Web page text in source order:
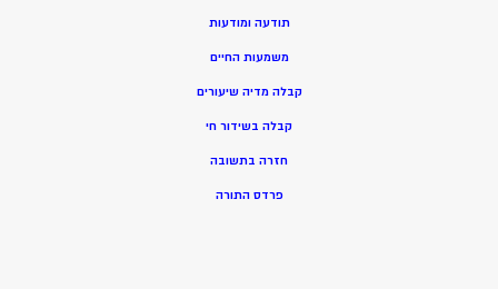
תודעה ומודעות
משמעות החיים
קבלה מדיה שיעורים
קבלה בשידור חי
חזרה בתשובה
פרדס התורה